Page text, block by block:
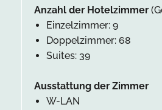
Anzahl der Hotelzimmer
Einzelzimmer: 9
Doppelzimmer: 68
Suites: 39
Ausstattung der Zimmer
W-LAN